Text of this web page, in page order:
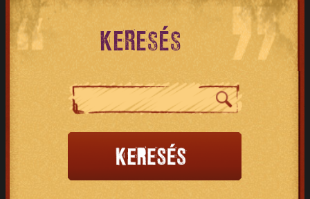
KERESÉS